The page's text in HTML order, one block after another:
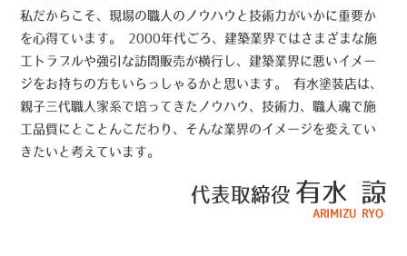
私だからこそ、現場の職人のノウハウと技術力がいかに重要か
を心得ています。 2000年代ごろ、建築業界ではさまざまな施
工トラブルや強引な訪問販売が横行し、建築業界に悪いイメー
ジをお持ちの方もいらっしゃるかと思います。 有水塗装店は、
親子三代職人家系で培ってきたノウハウ、技術力、職人魂で施
工品質にとことんこだわり、そんな業界のイメージを変えてい
きたいと考えています。
代表取締役 有水 諒
ARIMIZU RYO